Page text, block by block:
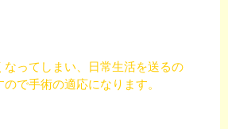
なってしまい、日常生活を送るの
で手術の適応になります。